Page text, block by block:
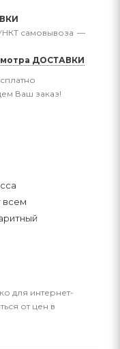
самовывоза —
ДОСТАВКИ
Ваш заказ!
всем
для интернет-
от цен в